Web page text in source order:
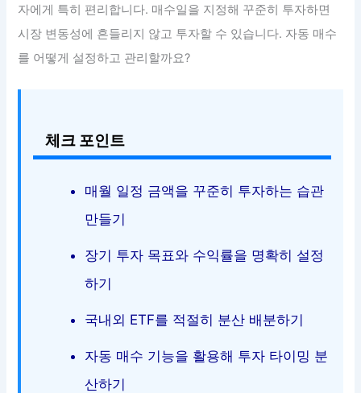
자에게 특히 편리합니다. 매수일을 지정해 꾸준히 투자하면
시장 변동성에 흔들리지 않고 투자할 수 있습니다. 자동 매수
를 어떻게 설정하고 관리할까요?
체크 포인트
매월 일정 금액을 꾸준히 투자하는 습관
만들기
장기 투자 목표와 수익률을 명확히 설정
하기
국내외 ETF를 적절히 분산 배분하기
자동 매수 기능을 활용해 투자 타이밍 분
산하기